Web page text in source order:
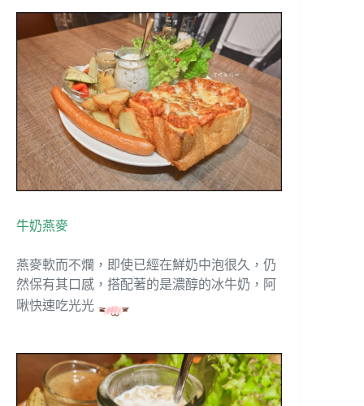
牛奶燕麥
燕麥軟而不爛，即使已經在鮮奶中泡很久，仍
然保有其口感，搭配著的是濃醇的冰牛奶，阿
啾快速吃光光